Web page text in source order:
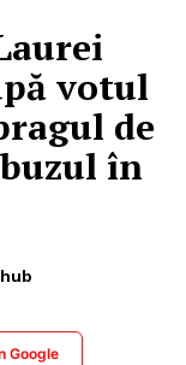
votul
de
în
Google